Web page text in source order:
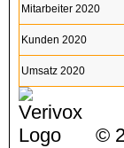
Mitarbeiter 2020
Kunden 2020
Umsatz 2020
©